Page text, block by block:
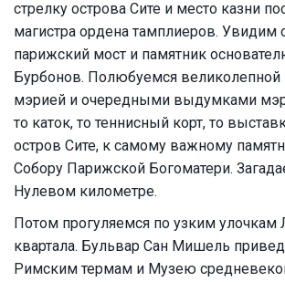
стрелку острова Сите и место казни
магистра ордена тамплиеров. Увидим
парижский мост и памятник
Бурбонов. Полюбуемся
мэрией и очередными выдумками
то каток, то теннисный корт, то
остров Сите, к самому важному
Собору Парижской Богоматери.
Нулевом километре.
Потом прогуляемся по узким улочкам
квартала. Бульвар Сан Мишель
Римским термам и Музею